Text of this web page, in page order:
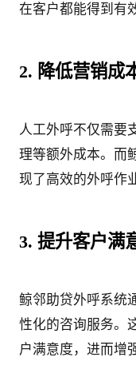
在客户都能得到有
2. 降低营销成
人工外呼不仅需要
理等额外成本。而
现了高效的外呼作
3. 提升客户满
鲸邻助贷外呼系统
性化的咨询服务。
户满意度，进而增